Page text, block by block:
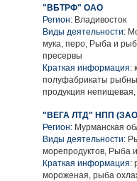
"ВБТРФ" ОАО
Регион: Владивосток
Виды деятельности:
мука, перо, Рыба и
пресервы
Краткая информация:
полуфабрикаты
продукция
"ВЕГА ЛТД" НПП
Регион: Мурманская
Виды деятельности:
морепродуктов, Рыба
Краткая информация:
мороженая, рыба